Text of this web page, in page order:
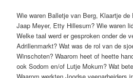
Wie waren Balletje van Berg, Klaartje
Jaap Meyer, Etty Hillesum? Wie waren
Welke taal werd er gesproken onder de
Adrillenmarkt? Wat was de rol van de
Winschoten? Waarom heet of heette
ook Sodom en/of Lutje Mokum? Wat
Waarom werkten Joodse veenarbeiders